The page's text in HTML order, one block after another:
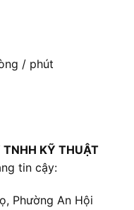
/ phút
TNHH KỸ THUẬT
tin cậy:
Phường An Hội